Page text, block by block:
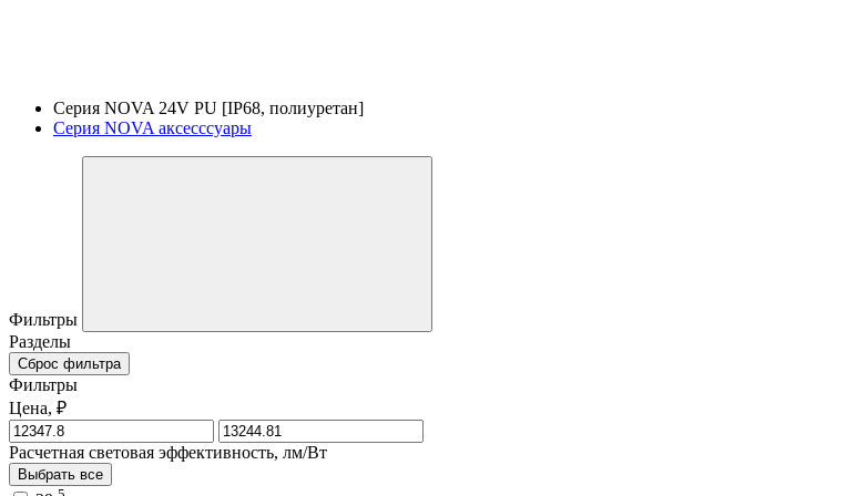
Серия NOVA 24V PU [IP68, полиуретан]
Серия NOVA аксесссуары
Фильтры
Разделы
Сброс фильтра
Фильтры
Цена, ₽
Расчетная световая эффективность, лм/Вт
Выбрать все